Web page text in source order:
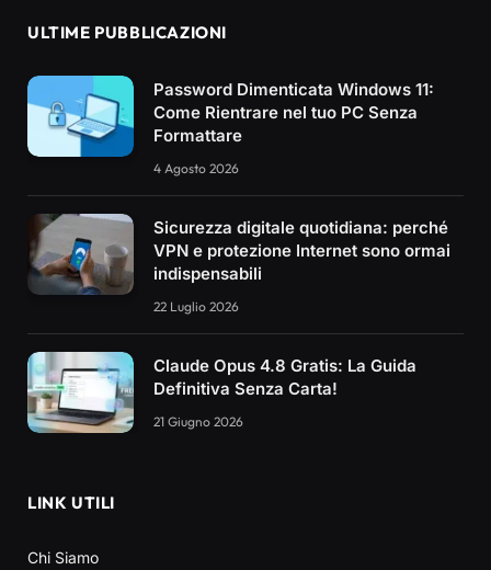
ULTIME PUBBLICAZIONI
Password Dimenticata Windows 11:
Come Rientrare nel tuo PC Senza
Formattare
4 Agosto 2026
Sicurezza digitale quotidiana: perché
VPN e protezione Internet sono ormai
indispensabili
22 Luglio 2026
Claude Opus 4.8 Gratis: La Guida
Definitiva Senza Carta!
21 Giugno 2026
LINK UTILI
Chi Siamo